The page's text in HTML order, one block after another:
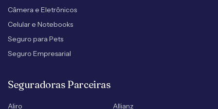
Câmera e Eletrônicos
Celular e Notebooks
Seguro para Pets
Seguro Empresarial
Seguradoras Parceiras
Aliro
Allianz